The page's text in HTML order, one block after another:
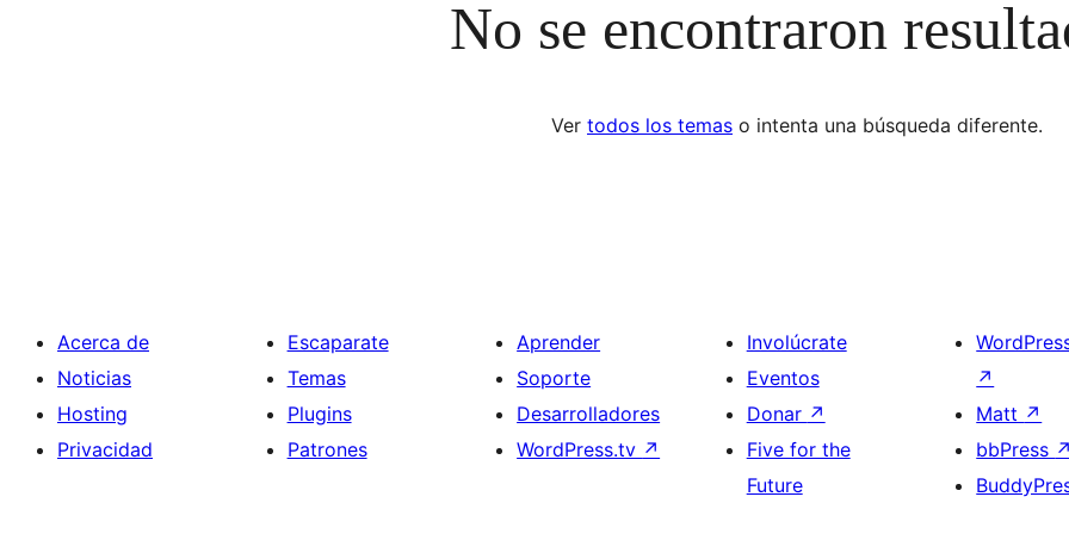
No se encontraron
Ver todos los temas o intenta una búsqueda diferente.
Acerca de
Noticias
Hosting
Privacidad
Escaparate
Temas
Plugins
Patrones
Aprender
Soporte
Desarrolladores
WordPress.tv ↗
Involúcrate
Eventos
Donar ↗
Five for the
Future
↗
Matt ↗
bbPress ↗